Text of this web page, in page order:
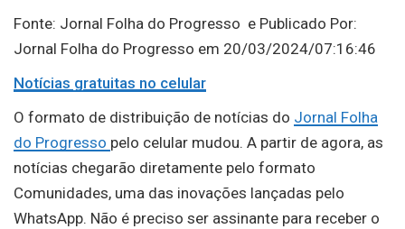
Fonte: Jornal Folha do Progresso e Publicado Por:
Jornal Folha do Progresso em 20/03/2024/07:16:46
Notícias gratuitas no celular
O formato de distribuição de notícias do Jornal Folha
do Progresso pelo celular mudou. A partir de agora, as
notícias chegarão diretamente pelo formato
Comunidades, uma das inovações lançadas pelo
WhatsApp. Não é preciso ser assinante para receber o